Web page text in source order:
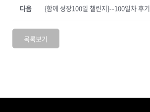
{함께 성장100일 챌린지}--100일차 후기
다음
목록보기